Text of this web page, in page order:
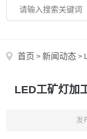
首页 > 新闻动态 >
LED工矿灯加
发